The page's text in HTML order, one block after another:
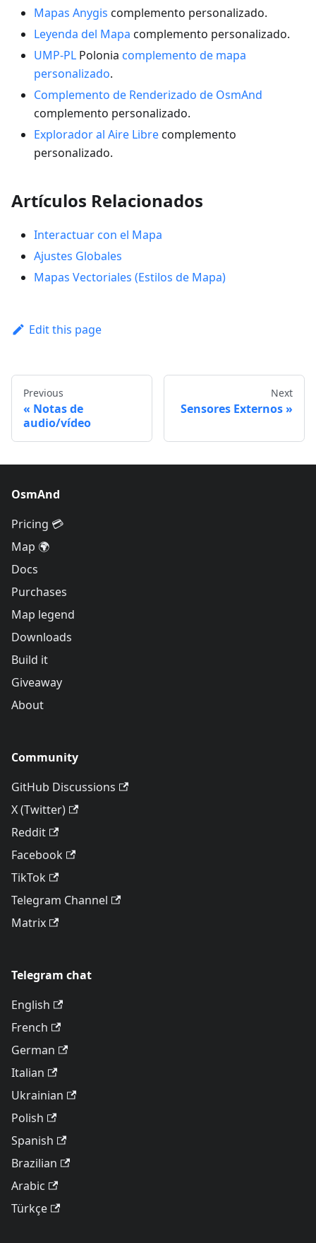
Mapas Anygis complemento personalizado.
Leyenda del Mapa complemento personalizado.
UMP-PL Polonia complemento de mapa
personalizado.
Complemento de Renderizado de OsmAnd
complemento personalizado.
Explorador al Aire Librecomplemento
personalizado.
Artículos Relacionados
Interactuar con el Mapa
Ajustes Globales
Mapas Vectoriales (Estilos de Mapa)
Edit this page
Previous
Notas de
audio/vídeo
Next
Sensores Externos
OsmAnd
Pricing 💳
Map 🌍
Docs
Purchases
Map legend
Downloads
Build it
Giveaway
About
Community
GitHub Discussions
X (Twitter)
Reddit
Facebook
TikTok
Telegram Channel
Matrix
Telegram chat
English
French
German
Italian
Ukrainian
Polish
Spanish
Brazilian
Arabic
Türkçe